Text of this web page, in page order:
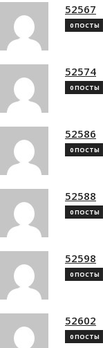
52567
0 ПОСТЫ
52574
0 ПОСТЫ
52586
0 ПОСТЫ
52588
0 ПОСТЫ
52598
0 ПОСТЫ
52602
0 ПОСТЫ